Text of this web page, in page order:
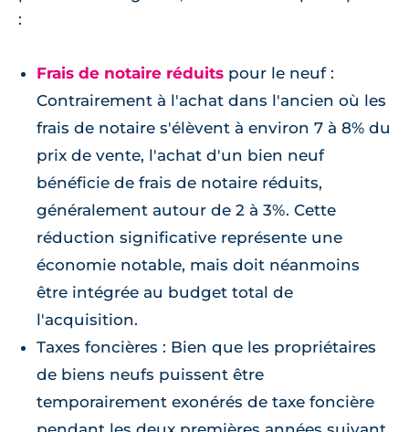
:
Frais de notaire réduits pour le neuf :
Contrairement à l'achat dans l'ancien où les
frais de notaire s'élèvent à environ 7 à 8% du
prix de vente, l'achat d'un bien neuf
bénéficie de frais de notaire réduits,
généralement autour de 2 à 3%. Cette
réduction significative représente une
économie notable, mais doit néanmoins
être intégrée au budget total de
l'acquisition.
Taxes foncières : Bien que les propriétaires
de biens neufs puissent être
temporairement exonérés de taxe foncière